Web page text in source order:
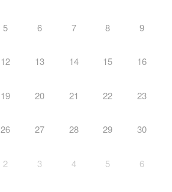
5 6 7 8 9
12 13 14 15 16
19 20 21 22 23
26 27 28 29 30
2 3 4 5 6